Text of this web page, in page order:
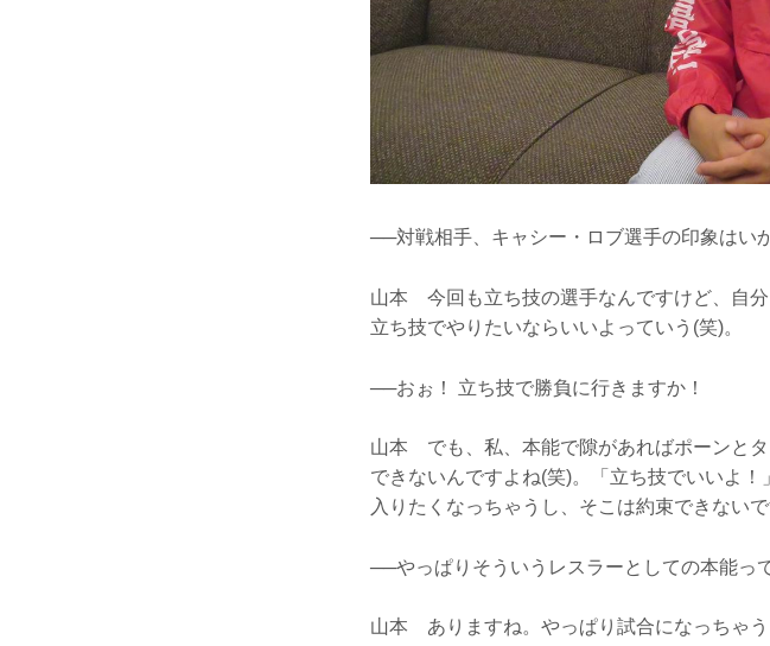
──対戦相手、キャシー・ロブ選手の印象はい
山本 今回も立ち技の選手なんですけど、自
立ち技でやりたいならいいよっていう(笑)。
──おぉ！ 立ち技で勝負に行きますか！
山本 でも、私、本能で隙があればポーンと
できないんですよね(笑)。「立ち技でいいよ
入りたくなっちゃうし、そこは約束できないで
──やっぱりそういうレスラーとしての本能っ
山本 ありますね。やっぱり試合になっちゃう